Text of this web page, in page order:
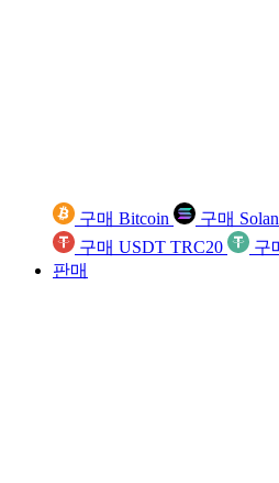
구매 Bitcoin 구매
구매 USDT TRC20
구
판매